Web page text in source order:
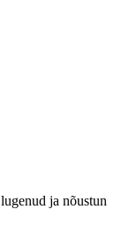
lugenud ja nõustun